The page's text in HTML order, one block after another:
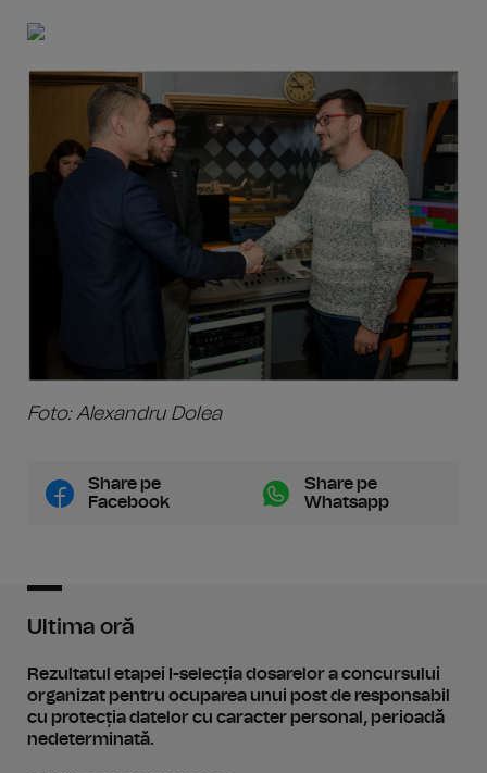
Foto: Alexandru Dolea
Share pe
Facebook
Share pe
Whatsapp
Ultima oră
Rezultatul etapei I-selecția dosarelor a concursului
organizat pentru ocuparea unui post de responsabil
cu protecția datelor cu caracter personal, perioadă
nedeterminată.